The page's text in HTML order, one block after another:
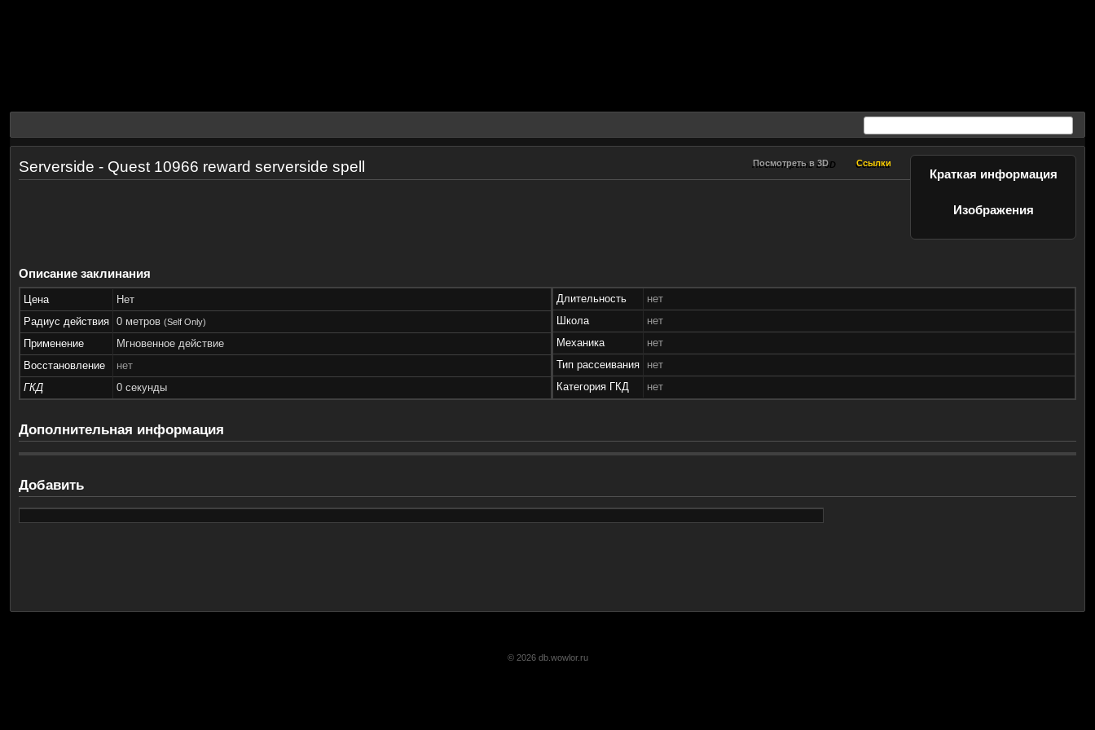
Краткая информация
Изображения
Ссылки
Ссылки
Посмотреть в 3D
Посмотреть в 3D
Serverside - Quest 10966 reward serverside spell
Описание заклинания
Длительность
нет
Школа
нет
Механика
нет
Тип рассеивания
нет
Категория ГКД
нет
Цена
Нет
Радиус действия 0 метров (Self Only)
Применение
Мгновенное действие
Восстановление
нет
ГКД
0 секунды
Дополнительная информация
Добавить
© 2026 db.wowlor.ru